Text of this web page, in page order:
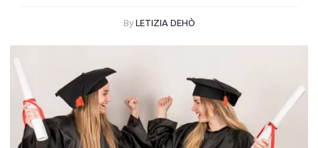
By LETIZIA DEHÒ